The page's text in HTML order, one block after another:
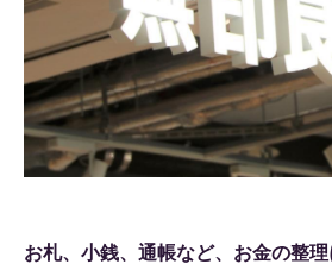
お札、小銭、通帳など、お金の整理